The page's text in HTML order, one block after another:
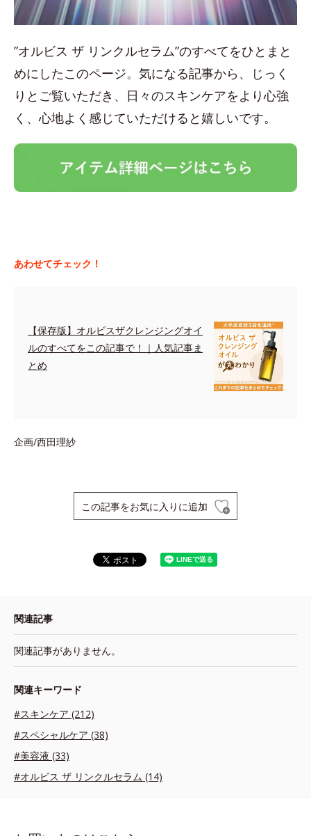
”オルビス ザ リンクルセラム”のすべてをひとまと
めにしたこのページ。気になる記事から、じっく
りとご覧いただき、日々のスキンケアをより心強
く、心地よく感じていただけると嬉しいです。
あわせてチェック！
【保存版】オルビスザクレンジングオイ
ルのすべてをこの記事で！｜人気記事ま
とめ
企画/西田理紗
この記事をお気に入りに追加
関連記事
関連記事がありません。
関連キーワード
#スキンケア (212)
#スペシャルケア (38)
#美容液 (33)
#オルビス ザ リンクルセラム (14)